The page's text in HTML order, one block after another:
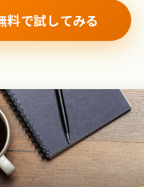
料で試してみる